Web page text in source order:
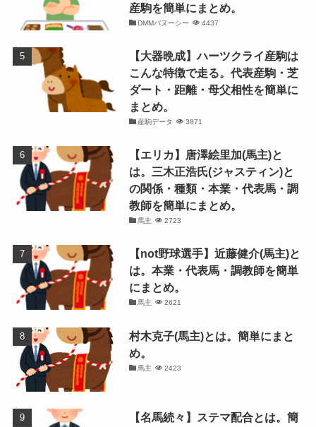
産駒を簡単にまとめ。
DMMバヌーシー 4437
【大器晩成】ハーツクライ産駒は
こんな特徴で走る。代表産駒・芝
ダート・距離・母父相性を簡単に
まとめ。
産駒データ 3871
【エリカ】唐澤絵里加(馬主)と
は。三木正浩氏(ジャスティン)と
の関係・種類・本業・代表馬・調
教師を簡単にまとめ。
馬主 2723
【not野球選手】近藤健介(馬主)と
は。本業・代表馬・調教師を簡単
にまとめ。
馬主 2621
村木克子(馬主)とは。簡単にまと
め。
馬主 2423
【名馬続々】ステマ配合とは。簡